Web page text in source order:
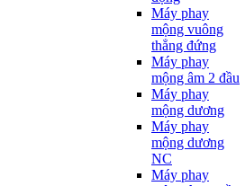
Máy phay
mộng vuông
thẳng đứng
Máy phay
mộng âm 2 đầu
Máy phay
mộng dương
Máy phay
mộng dương
NC
Máy phay